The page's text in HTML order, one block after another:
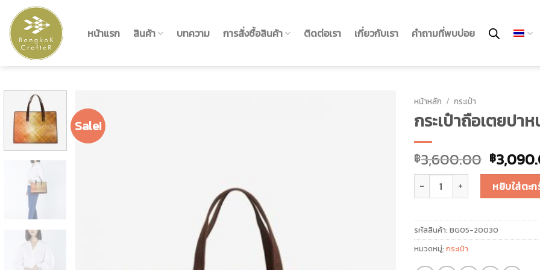
content
หน้าแรก สินค้า บทความ การสั่งซื้อสินค้า ติดต่อเรา เกี่ยวกับเรา คำถามที่พบบ่อย
Sale!
หน้าหลัก / กระเป๋า
กระเป๋าถือเตยปา
฿3,600.00 ฿
จำนวน กระเป๋าถือเตยปาหนัน ชิ้น
หยิบใส่ตะก
รหัสสินค้า: BG05-20030
หมวดหมู่: กระเป๋า